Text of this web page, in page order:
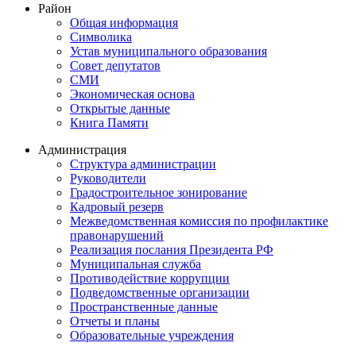
Район
Общая информация
Символика
Устав муниципального образования
Совет депутатов
СМИ
Экономическая основа
Открытые данные
Книга Памяти
Администрация
Структура администрации
Руководители
Градостроительное зонирование
Кадровый резерв
Межведомственная комиссия по профилактике
правонарушений
Реализация послания Президента РФ
Муниципальная служба
Противодействие коррупции
Подведомственные организации
Пространственные данные
Отчеты и планы
Образовательные учреждения